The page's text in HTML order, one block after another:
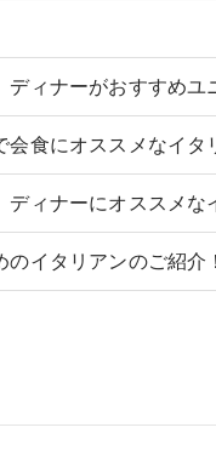
ィナーがおすすめユ
会食にオススメなイタ
ディナーにオススメな
のイタリアンのご紹介！